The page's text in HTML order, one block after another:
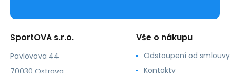
SportOVA s.r.o.
Pavlovova 44
Vše o nákupu
Odstoupení od smlouvy
Kontakty